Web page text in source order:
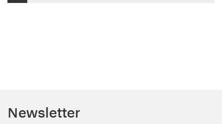
Newsletter